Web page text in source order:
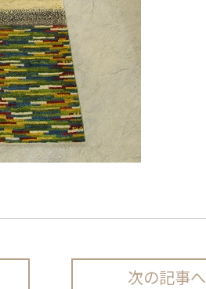
次の記事へ